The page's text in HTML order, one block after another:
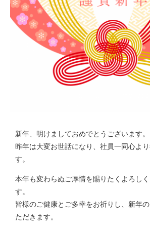
新年、明けましておめでとうございます。
昨年は大変お世話になり、社員一同心よ
す。
本年も変わらぬご厚情を賜りたくよろし
す。
皆様のご健康とご多幸をお祈りし、新年
ただきます。